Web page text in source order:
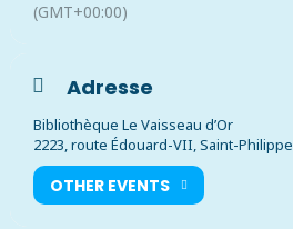
(GMT+00:00)
Adresse
Bibliothèque Le Vaisseau d’Or
2223, route Édouard-VII, Saint-Philippe
OTHER EVENTS